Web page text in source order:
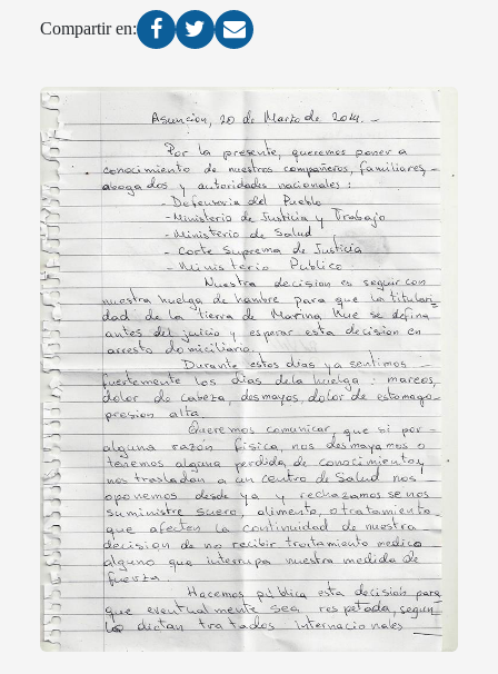
Compartir en: